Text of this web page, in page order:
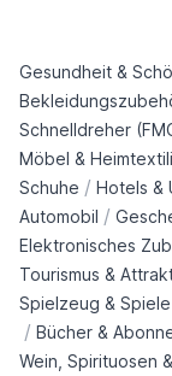
Gesundheit &
Schnelldreher
Möbel &
Schuhe / Hotels &
Automobil /
Elektronisches
Tourismus &
Spielzeug & Spiele
/ Bücher &
Wein, Spirituosen